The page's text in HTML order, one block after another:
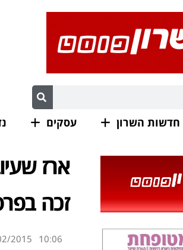
חדשות השרון עסקים
ארז
זכה
10:06
2015